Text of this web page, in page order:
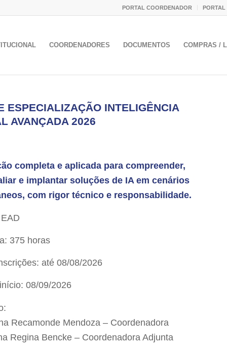
PORTAL COORDENADOR PORTAL
COORDENADORES DOCUMENTOS COMPRAS /
ESPECIALIZAÇÃO INTELIGÊNCIA
AVANÇADA 2026
completa e aplicada para compreender,
e implantar soluções de IA em cenários
com rigor técnico e responsabilidade.
375 horas
até 08/08/2026
08/09/2026
Recamonde Mendoza – Coordenadora
Regina Bencke – Coordenadora Adjunta